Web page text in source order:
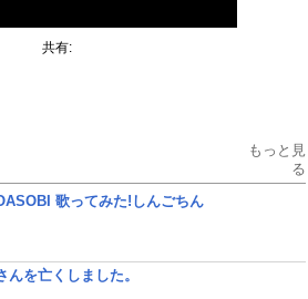
共有:
もっと見
る
歌ってみた!しんごちん
んを亡くしました。